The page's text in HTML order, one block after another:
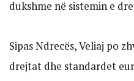
dukshme në sistemin e
Sipas Ndrecës, Veliaj po
drejtat dhe standardet